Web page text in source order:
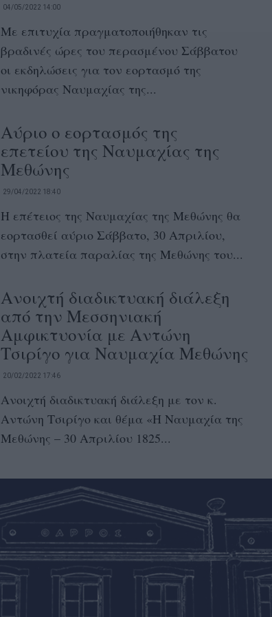
04/05/2022 14:00
Με επιτυχία πραγματοποιήθηκαν τις
βραδινές ώρες του περασμένου Σάββατου
οι εκδηλώσεις για τον εορτασμό της
νικηφόρας Ναυμαχίας της...
Αύριο ο εορτασμός της
επετείου της Ναυμαχίας της
Μεθώνης
29/04/2022 18:40
Η επέτειος της Ναυμαχίας της Μεθώνης θα
εορτασθεί αύριο Σάββατο, 30 Απριλίου,
στην πλατεία παραλίας της Μεθώνης του...
Ανοιχτή διαδικτυακή διάλεξη
από την Μεσσηνιακή
Αμφικτυονία με Αντώνη
Τσιρίγο για Ναυμαχία Μεθώνης
20/02/2022 17:46
Ανοιχτή διαδικτυακή διάλεξη με τον κ.
Αντώνη Τσιρίγο και θέμα «Η Ναυμαχία της
Μεθώνης – 30 Απριλίου 1825...